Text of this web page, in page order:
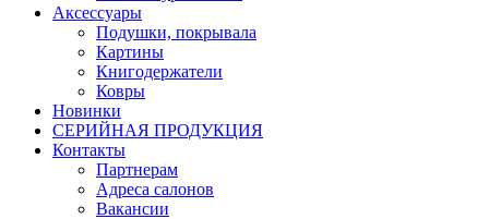
Аксессуары
Подушки, покрывала
Картины
Книгодержатели
Ковры
Новинки
СЕРИЙНАЯ ПРОДУКЦИЯ
Контакты
Партнерам
Адреса салонов
Вакансии